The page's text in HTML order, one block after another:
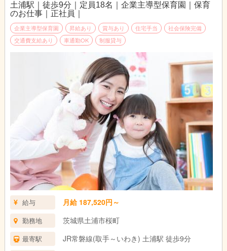
土浦駅｜徒歩9分｜定員18名｜企業主導型保育園｜保育
のお仕事｜正社員｜
企業主導型保育園 昇給あり 賞与あり 住宅手当
社会保険完備
交通費支給あり
車通勤OK 制服貸与
給与 月給 187,520円～
勤務地 茨城県土浦市桜町
最寄駅 JR常磐線(取手～いわき) 土浦駅 徒歩9分